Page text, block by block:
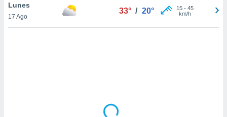
ni para
o
Lunes
17 Ago
33° / 20° 15- 45
km/h